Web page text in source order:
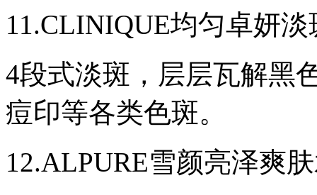
11.CLINIQUE均匀卓妍
4段式淡斑，层层瓦解黑
痘印等各类色斑。
12.ALPURE雪颜亮泽爽